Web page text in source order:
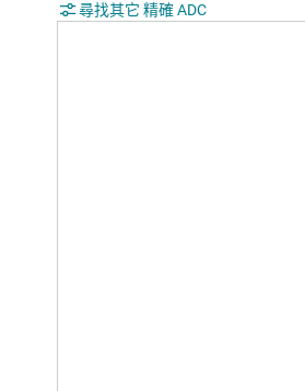
Digital supply (min) (V)
尋找其它 精確 ADC